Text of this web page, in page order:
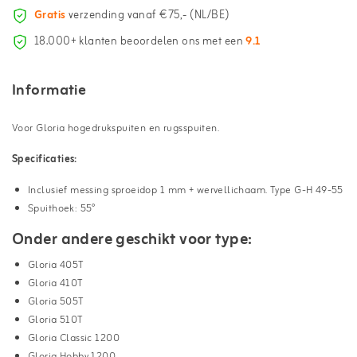
Gratisverzending vanaf €75,- (NL/BE)
18.000+ klanten beoordelen ons met een9.1
Informatie
Voor Gloria hogedrukspuiten en rugsspuiten.
Specificaties:
Inclusief messing sproeidop 1 mm + wervellichaam. Type G-H 49-55
Spuithoek: 55°
Onder andere geschikt voor type:
Gloria 405T
Gloria 410T
Gloria 505T
Gloria 510T
Gloria Classic 1200